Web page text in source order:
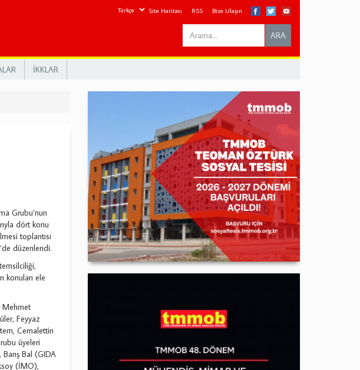
Site Haritası RSS Bize Ulaşın
Search
this
ARA
İKKLAR
Grubu‘nun
dört konu
toplantısı
düzenlendi.
konuları ele
Mehmet
Feyyaz
Cemalettin
üyeleri
Bal (GIDA
(İMO),